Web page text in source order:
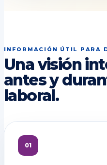
INFORMACIÓN ÚTIL PARA
Una visión
antes y
laboral.
01